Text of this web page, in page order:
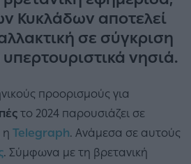
Κυκλάδων αποτελεί
σε σύγκριση
υπερτουριστικά νησιά.
προορισμούς για
το 2024 παρουσιάζει σε
η Telegraph. Ανάμεσα σε αυτούς
. Σύμφωνα με τη βρετανική